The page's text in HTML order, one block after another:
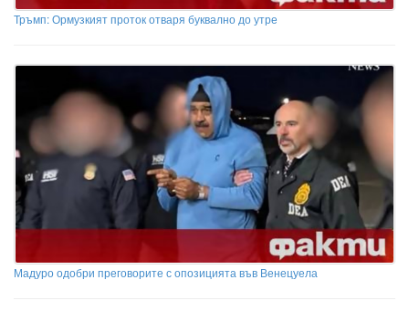
Тръмп: Ормузкият проток отваря буквално до утре
Мадуро одобри преговорите с опозицията във Венецуела